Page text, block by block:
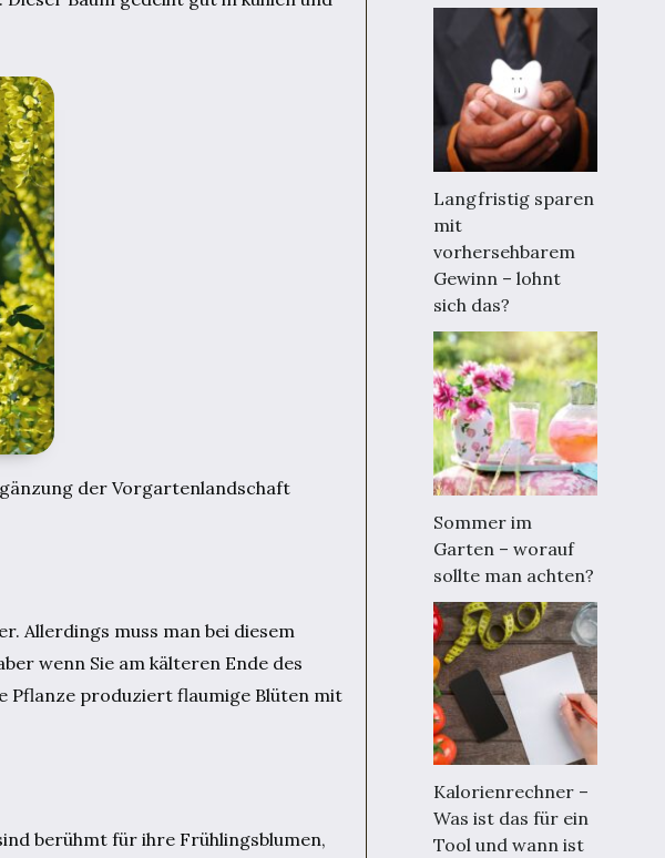
der Vorgartenlandschaft
Allerdings muss man bei diesem
wenn Sie am kälteren Ende des
Pflanze produziert flaumige Blüten mit
berühmt für ihre Frühlingsblumen,
Langfristig sparen
mit
vorhersehbarem
Gewinn – lohnt
sich das?
Sommer im
Garten – worauf
sollte man achten?
Kalorienrechner –
Was ist das für ein
Tool und wann ist